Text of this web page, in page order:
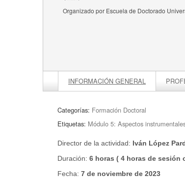
Organizado por Escuela de Doctorado
INFORMACIÓN GENERAL
Categorías: Formación Doctoral
Etiquetas: Módulo 5: Aspectos
Director de la actividad: Iván López
Duración: 6 horas ( 4 horas de sesión
Fecha: 7 de noviembre de 2023